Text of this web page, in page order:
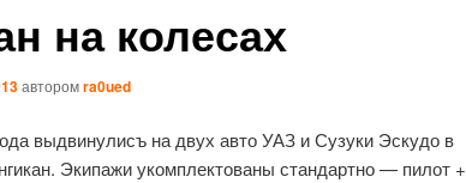
на колесах
авторомra0ued
выдвинулисъ на двух авто УАЗ и Сузуки Эскудо в
Экипажи укомплектованы стандартно — пилот +